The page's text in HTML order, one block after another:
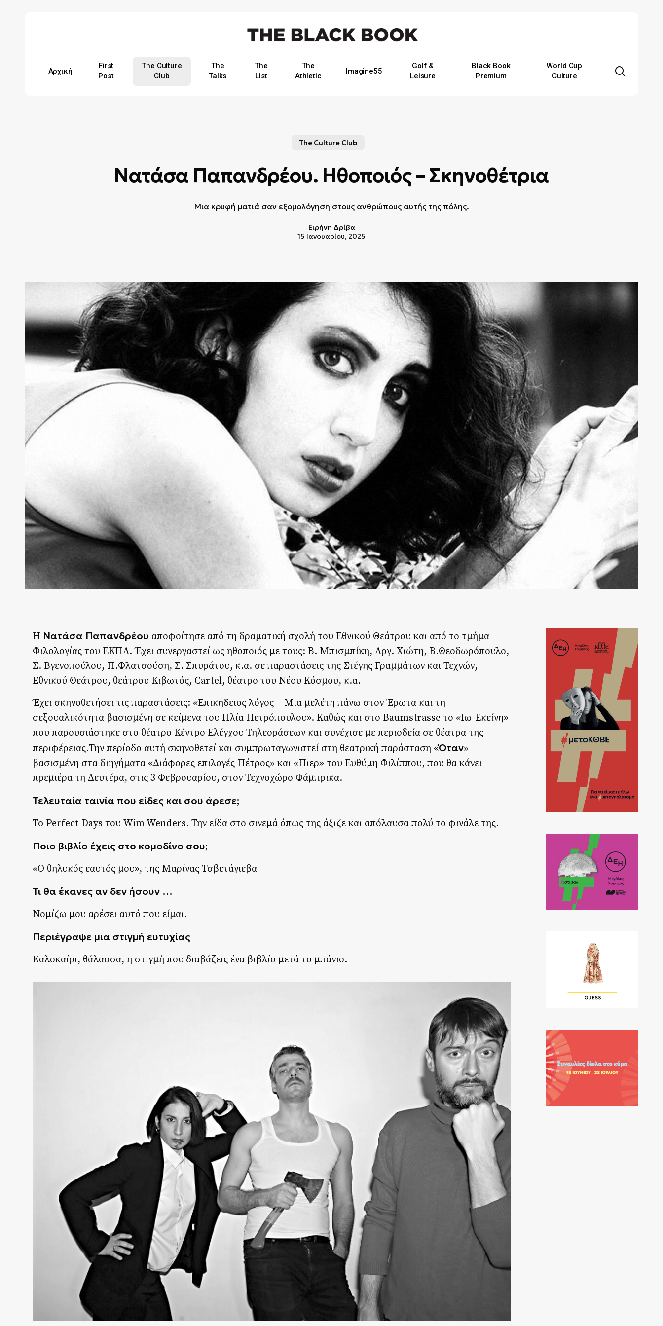
Αρχική
First
Post
The Culture
Club
The
Talks
The
List
The
Athletic
Imagine55
Golf &
Leisure
Black Book
Premium
World Cup
Culture
The Culture Club
Νατάσα Παπανδρέου. Ηθοποιός – Σκηνοθέτρια
Μια κρυφή ματιά σαν εξομολόγηση στους ανθρώπους αυτής της πόλης.
Ειρήνη Δρίβα
15 Ιανουαρίου, 2025
Η Νατάσα Παπανδρέου αποφοίτησε από τη δραματική σχολή του Εθνικού Θεάτρου και από το τμήμα
Φιλολογίας του ΕΚΠΑ. Έχει συνεργαστεί ως ηθοποιός με τους: Β. Μπισμπίκη, Αργ. Χιώτη, Β.Θεοδωρόπουλο,
Σ. Βγενοπούλου, Π.Φλατσούση, Σ. Σπυράτου, κ.α. σε παραστάσεις της Στέγης Γραμμάτων και Τεχνών,
Εθνικού Θεάτρου, θεάτρου Κιβωτός, Cartel, θέατρο του Νέου Κόσμου, κ.α.
Έχει σκηνοθετήσει τις παραστάσεις: «Επικήδειος λόγος – Μια μελέτη πάνω στον Έρωτα και τη
σεξουαλικότητα βασισμένη σε κείμενα του Ηλία Πετρόπουλου». Καθώς και στο Baumstrasse το «Ιω-Εκείνη»
που παρουσιάστηκε στο θέατρο Κέντρο Ελέγχου Τηλεοράσεων και συνέχισε με περιοδεία σε θέατρα της
περιφέρειας.Την περίοδο αυτή σκηνοθετεί και συμπρωταγωνιστεί στη θεατρική παράσταση «Όταν»
βασισμένη στα διηγήματα «Διάφορες επιλογές Πέτρος» και «Πιερ» του Ευθύμη Φιλίππου, που θα κάνει
πρεμιέρα τη Δευτέρα, στις 3 Φεβρουαρίου, στον Τεχνοχώρο Φάμπρικα.
Τελευταία ταινία που είδες και σου άρεσε;
To Perfect Days του Wim Wenders. Την είδα στο σινεμά όπως της άξιζε και απόλαυσα πολύ το φινάλε της.
Ποιο βιβλίο έχεις στο κομοδίνο σου;
«Ο θηλυκός εαυτός μου», της Μαρίνας Τσβετάγιεβα
Τι θα έκανες αν δεν ήσουν …
Νομίζω μου αρέσει αυτό που είμαι.
Περιέγραψε μια στιγμή ευτυχίας
Καλοκαίρι, θάλασσα, η στιγμή που διαβάζεις ένα βιβλίο μετά το μπάνιο.